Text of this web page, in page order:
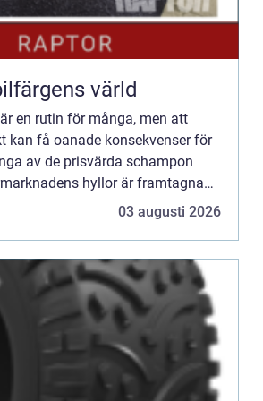
värld
en rutin för många, men att
kan få oanade konsekvenser för
av de prisvärda schampon
hyllor är framtagna
03 augusti 2026